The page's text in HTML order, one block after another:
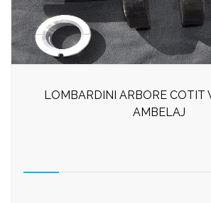
LOMBARDINI ARBORE COTIT
AMBELAJ